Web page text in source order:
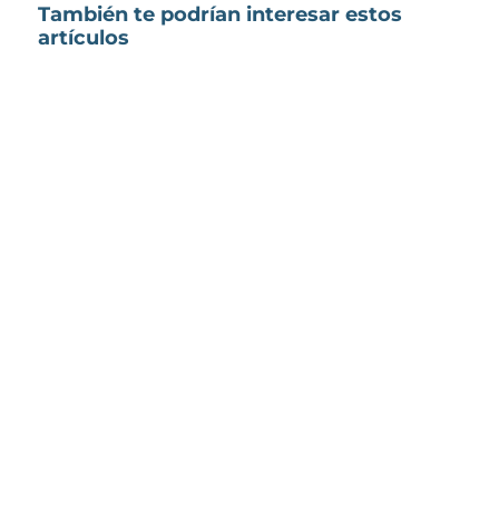
También te podrían interesar estos
artículos